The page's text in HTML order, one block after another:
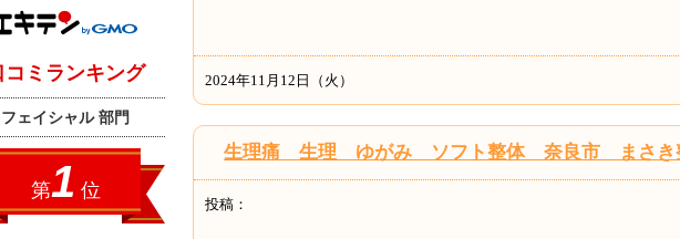
2024年11月12日（火）
生理痛 生理 ゆがみ ソフト整体 奈良市 まさき
投稿：